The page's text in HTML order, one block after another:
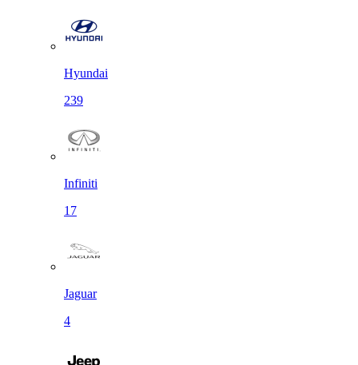
Hyundai
239
Infiniti
17
Jaguar
4